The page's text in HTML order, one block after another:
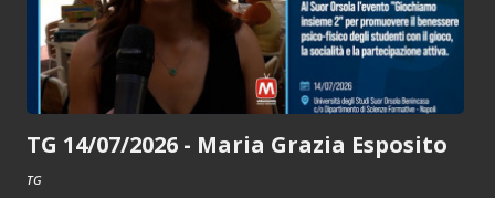
TG 14/07/2026 - Maria Grazia Esposito
TG